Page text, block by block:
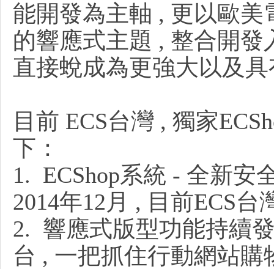
能開發為主軸 , 更以歐
的響應式主題 , 整合開發
直接蛻成為更強大以及
目前 ECS台灣 , 獨家
下：
1. ECShop系統 - 全新安
2014年12月 , 目前ECS
2. 響應式版型功能持續
台 , 一把抓住行動網站購